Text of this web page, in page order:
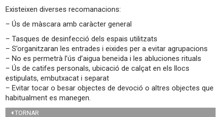
Existeixen diverses recomanacions:
– Ús de màscara amb caràcter general
– Tasques de desinfecció dels espais utilitzats
– S’organitzaran les entrades i eixides per a evitar agrupacions
– No es permetrà l’ús d’aigua beneïda i les abluciones rituals
– Ús de catifes personals, ubicació de calçat en els llocs
estipulats, embutxacat i separat
– Evitar tocar o besar objectes de devoció o altres objectes que
habitualment es manegen.
TORNAR